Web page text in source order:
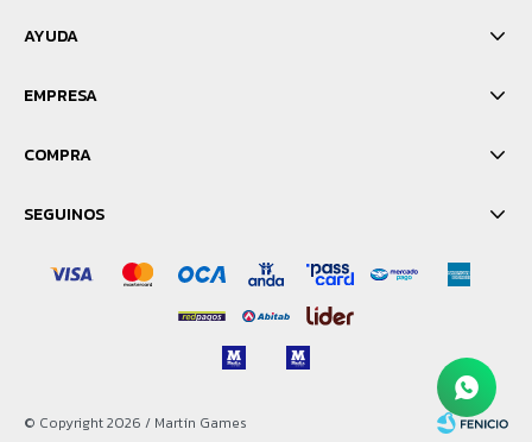
AYUDA
EMPRESA
COMPRA
SEGUINOS
© Copyright 2026 / Martín Games